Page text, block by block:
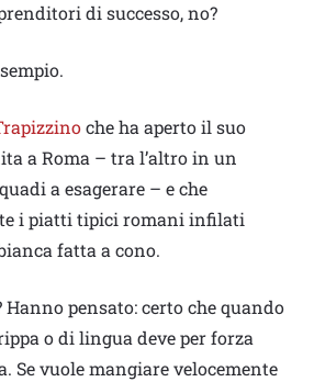
di successo, no?
che ha aperto il suo
a Roma – tra l’altro in un
a esagerare – e che
i piatti tipici romani infilati
fatta a cono.
pensato: certo che quando
o di lingua deve per forza
Se vuole mangiare velocemente